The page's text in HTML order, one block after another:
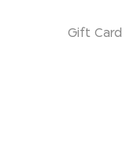
Gift Card